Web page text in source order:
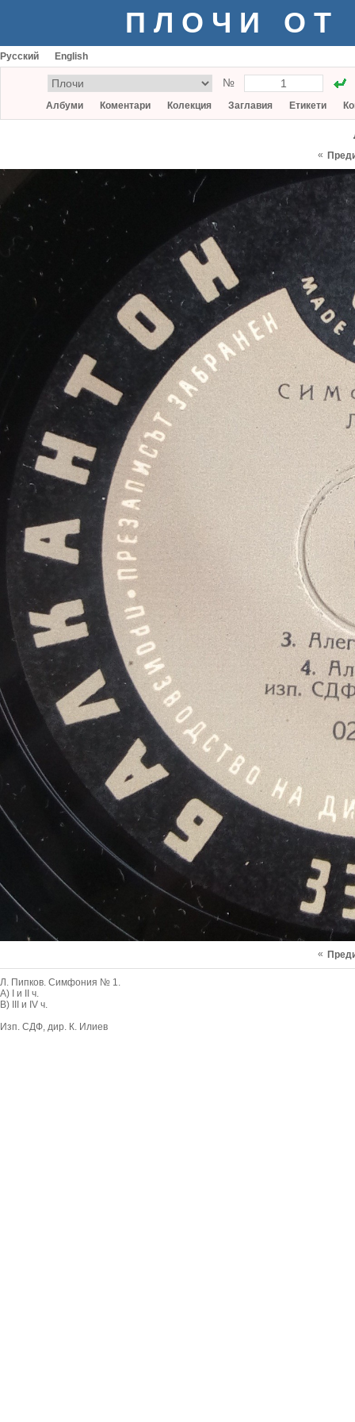
ПЛОЧИ ОТ
Русский English
№
Албуми Коментари Колекция Заглавия Етикети
«
«
Л. Пипков. Симфония № 1.
А) I и II ч.
В) III и IV ч.
Изп. СДФ, дир. К. Илиев